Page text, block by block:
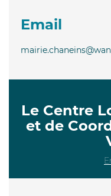
Email
Le Centre
et de